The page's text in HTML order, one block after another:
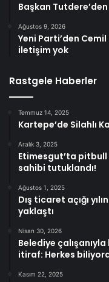
Başkan
Ağustos 9, 2026
Yeni Parti’den
iletişim yok
Rastgele Haberler
Temmuz 14, 2025
Kartepe’de Silahlı
Aralık 3, 2025
Etimesgut’ta
sahibi tutuklandı!
Ağustos 1, 2025
Dış ticaret açığı
yaklaştı
Nisan 30, 2026
Belediye
itiraf: Herkes
Kasım 22, 2025